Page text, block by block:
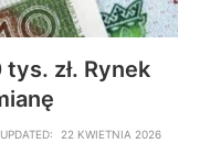
zł. Rynek
UPDATED: 22 KWIETNIA 2026